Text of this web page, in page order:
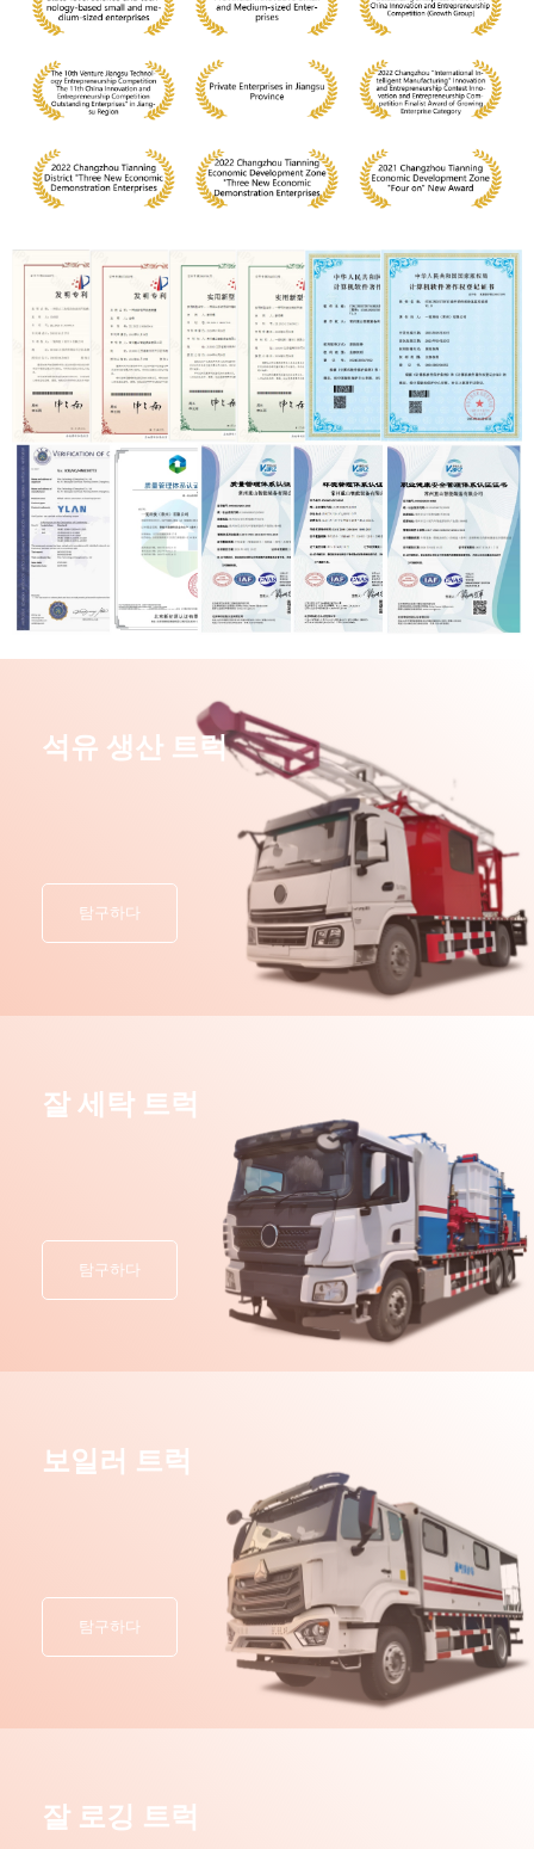
석유 생산 트럭
탐구하다
잘 세탁 트럭
탐구하다
보일러 트럭
탐구하다
잘 로깅 트럭